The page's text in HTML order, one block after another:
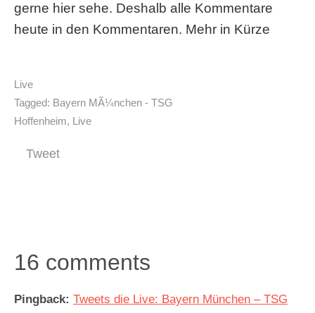
gerne hier sehe. Deshalb alle Kommentare
heute in den Kommentaren. Mehr in Kürze
Live
Tagged: Bayern MÃ¼nchen - TSG
Hoffenheim, Live
Tweet
16 comments
Pingback: Tweets die Live: Bayern München – TSG